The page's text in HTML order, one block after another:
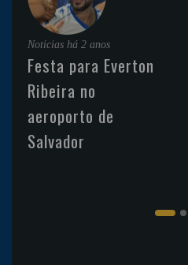
Noticias há 2 anos
Festa para Everton
Ribeira no
aeroporto de
Salvador